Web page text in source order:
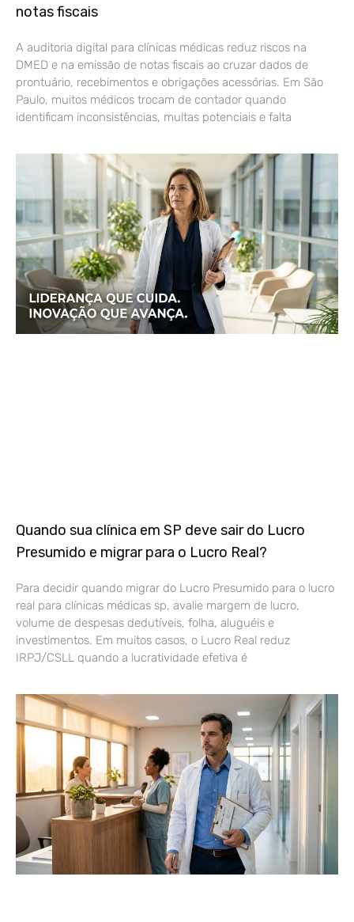
notas fiscais
A auditoria digital para clínicas médicas reduz riscos na
DMED e na emissão de notas fiscais ao cruzar dados de
prontuário, recebimentos e obrigações acessórias. Em São
Paulo, muitos médicos trocam de contador quando
identificam inconsistências, multas potenciais e falta
Quando sua clínica em SP deve sair do Lucro
Presumido e migrar para o Lucro Real?
Para decidir quando migrar do Lucro Presumido para o lucro
real para clínicas médicas sp, avalie margem de lucro,
volume de despesas dedutíveis, folha, aluguéis e
investimentos. Em muitos casos, o Lucro Real reduz
IRPJ/CSLL quando a lucratividade efetiva é